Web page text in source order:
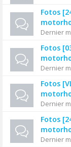
Fotos
Dernier
Fotos
Dernier
Fotos
Dernier
Fotos
Dernier